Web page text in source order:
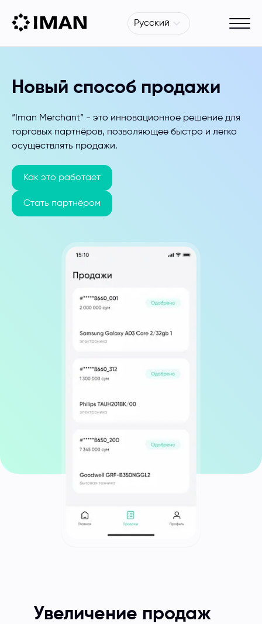
Русский
Новый способ продажи
“Iman Merchant” - это инновационное решение для
торговых партнёров, позволяющее быстро и легко
осуществлять продажи.
Как это работает
Стать партнёром
Увеличение продаж